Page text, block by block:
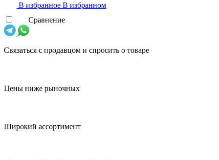
В избранноe В избранном
Сравнение
Связаться с продавцом и спросить о товаре
Цены ниже рыночных
Широкий ассортимент